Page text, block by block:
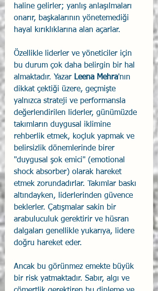
haline gelirler; yanlış anlaşılmaları
onarır, başkalarının yönetemediği
hayal kırıklıklarına alan açarlar.
Özellikle liderler ve yöneticiler için
bu durum çok daha belirgin bir hal
almaktadır. Yazar Leena Mehra'nın
dikkat çektiği üzere, geçmişte
yalnızca strateji ve performansla
değerlendirilen liderler, günümüzde
takımların duygusal iklimine
rehberlik etmek, koçluk yapmak ve
belirsizlik dönemlerinde birer
"duygusal şok emici" (emotional
shock absorber) olarak hareket
etmek zorundadırlar. Takımlar baskı
altındayken, liderlerinden güvence
beklerler. Çatışmalar sakin bir
arabuluculuk gerektirir ve hüsran
dalgaları genellikle yukarıya, lidere
doğru hareket eder.
Ancak bu görünmez emekte büyük
bir risk yatmaktadır. Sabır, algı ve